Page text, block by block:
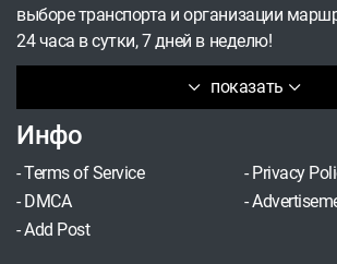
показать
выборе транспорта и организации
24 часа в сутки, 7 дней в неделю!
Инфо
-Terms of Service - Privacy
- DMCA -
-Add Post